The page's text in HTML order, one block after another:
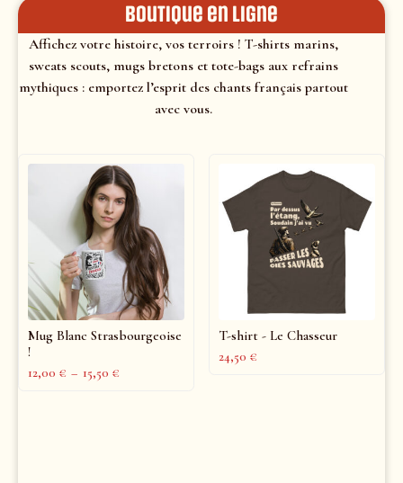
Boutique en ligne
Affichez votre histoire, vos terroirs ! T-shirts marins,
sweats scouts, mugs bretons et tote-bags aux refrains
mythiques : emportez l’esprit des chants français partout
avec vous.
Mug Blanc Strasbourgeoise
!
12,00 € – 15,50 €
T-shirt - Le Chasseur
24,50 €